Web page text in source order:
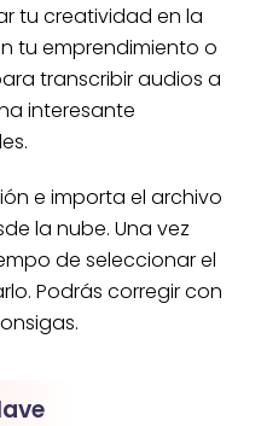
tu creatividad en la
tu emprendimiento o
transcribir audios a
interesante
e importa el archivo
la nube. Una vez
de seleccionar el
Podrás corregir con